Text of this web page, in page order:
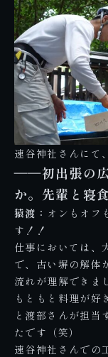
速谷神社さんにて
――初出張の広
か。先輩と寝
猿渡： オンもオフ
す！！
仕事においては、
で、古い塀の解体
流れが理解できま
もともと料理が好
と渡部さんが担当
たです（笑）
速谷神社さんでの